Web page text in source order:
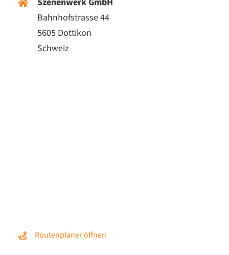
Bahnhofstrasse 44
5605 Dottikon
Schweiz
Routenplaner öffnen